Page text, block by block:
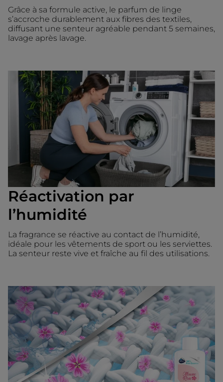
Grâce à sa formule active, le parfum de linge
s’accroche durablement aux fibres des textiles,
diffusant une senteur agréable pendant 5 semaines,
lavage après lavage.
Réactivation par
l’humidité
La fragrance se réactive au contact de l’humidité,
idéale pour les vêtements de sport ou les serviettes.
La senteur reste vive et fraîche au fil des utilisations.